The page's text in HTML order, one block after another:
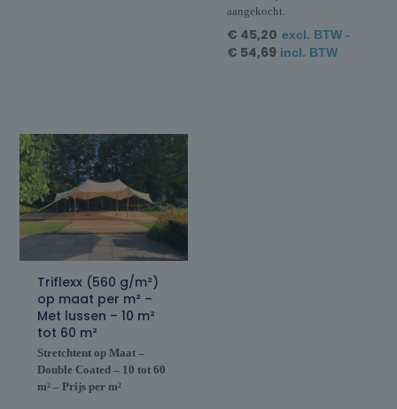
aangekocht.
€ 45,20 excl. BTW -
€ 54,69incl. BTW
Triflexx (560 g/m²)
op maat per m² –
Met lussen – 10 m²
tot 60 m²
Stretchtent op Maat –
Double Coated – 10 tot 60
m² – Prijs per m²